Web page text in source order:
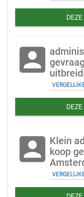
account_box
account_box Klein
koop